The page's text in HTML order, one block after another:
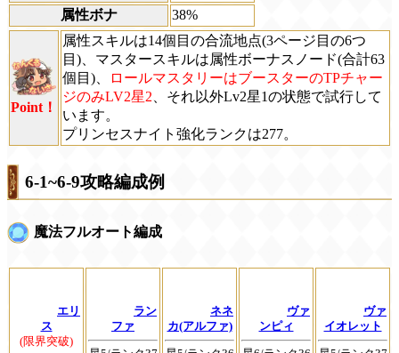
属性ボナ
38%
Point！
属性スキルは14個目の合流地点(3ページ目の6つ
目)、マスタースキルは属性ボーナスノード(合計63
個目)、
ロールマスタリーはブースターのTPチャー
ジのみLV2星2、それ以外Lv2星1の状態で試行して
います。
プリンセスナイト強化ランクは277。
6-1~6-9攻略編成例
魔法フルオート編成
エリ
ス
(限界突破)
ラン
ファ
ネネ
カ(アルファ)
ヴァ
ンピィ
ヴァ
イオレット